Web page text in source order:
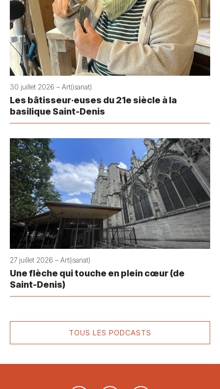
30 juillet 2026 – Art(isanat)
Les bâtisseur·euses du 21e siècle à la
basilique Saint-Denis
27 juillet 2026 – Art(isanat)
Une flèche qui touche en plein cœur (de
Saint-Denis)
TOUS LES PODCASTS